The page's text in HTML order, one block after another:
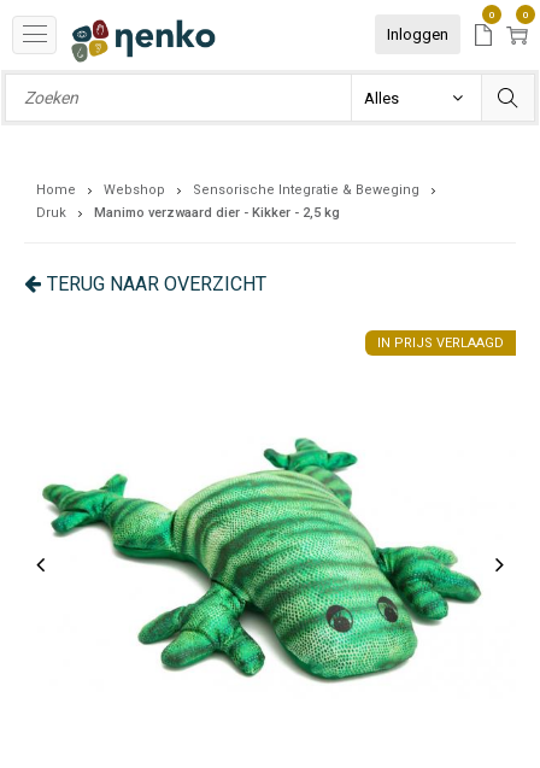
Inloggen
0 0
Home Webshop
Sensorische Integratie & Beweging
Druk
Manimo verzwaard dier - Kikker - 2,5 kg
TERUG NAAR OVERZICHT
IN PRIJS VERLAAGD